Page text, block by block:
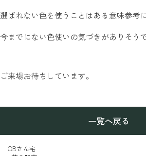
選ばれない色を使うことはある意味参考に
今までにない色使いの気づきがありそうで
ご来場お待ちしています。
OBさん宅
一覧へ戻る